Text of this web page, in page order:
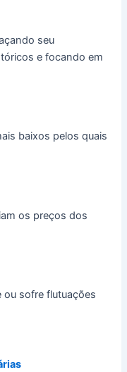
seu
e focando em
baixos pelos quais
os preços dos
ou sofre flutuações